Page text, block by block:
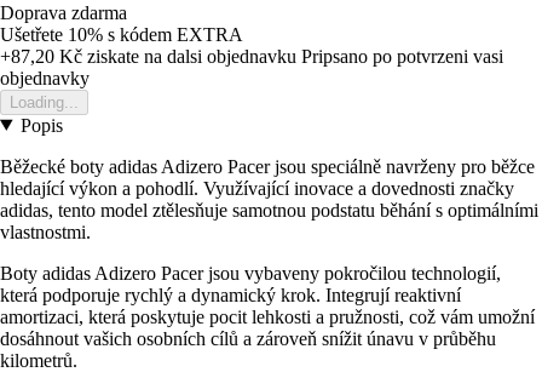
Doprava zdarma
Ušetřete 10% s kódem EXTRA
+87,20 Kč ziskate na dalsi objednavku Pripsano po potvrzeni vasi
objednavky
Loading...
Popis
Běžecké boty adidas Adizero Pacer jsou speciálně navrženy pro běžce
hledající výkon a pohodlí. Využívající inovace a dovednosti značky
adidas, tento model ztělesňuje samotnou podstatu běhání s optimálními
vlastnostmi.
Boty adidas Adizero Pacer jsou vybaveny pokročilou technologií,
která podporuje rychlý a dynamický krok. Integrují reaktivní
amortizaci, která poskytuje pocit lehkosti a pružnosti, což vám umožní
dosáhnout vašich osobních cílů a zároveň snížit únavu v průběhu
kilometrů.